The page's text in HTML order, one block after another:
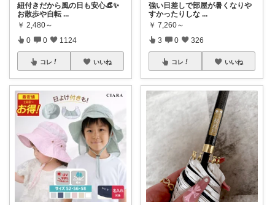
紐付きだから風の日も安心👒✨
お散歩や自転 ...
￥ 2,480～
0 0 1124
コレ いいね
強い日差しで部屋が暑くなりや
すかったりしな ...
￥ 7,260～
3 0 326
コレ いいね